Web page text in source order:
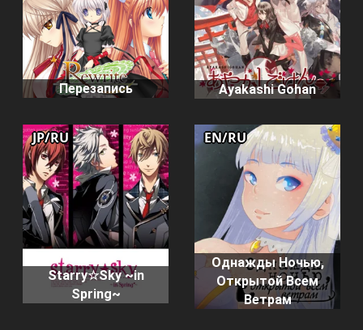
Перезапись Ayakashi Gohan
Starry☆Sky ~in
Spring~
JP/RU
Однажды Ночью,
Открытой Всем
Ветрам
EN/RU